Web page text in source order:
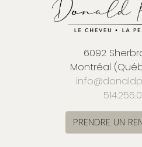
6092
Montréal
PRENDRE UN